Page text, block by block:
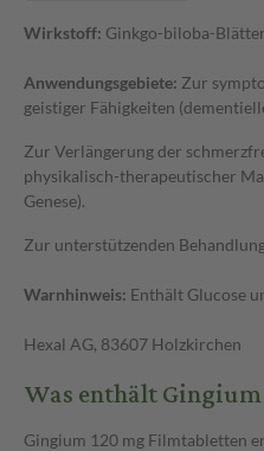
Wirkstoff: Ginkgo-biloba-
Anwendungsgebiete: Zur
geistiger Fähigkeiten
Zur Verlängerung der
physikalisch-therapeutischer
Genese).
Zur unterstützenden
Warnhinweis: Enthält Glucose
Hexal AG, 83607 Holzkirchen
Was enthält
Gingium 120 mg Filmtabletten